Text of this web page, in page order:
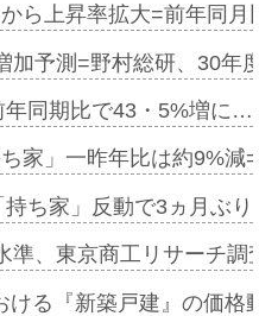
ら上昇率拡大=前年同
加予測=野村総研、30年
年同期比で43・5%増に…
家」一昨年比は約9%
持ち家」反動で3ヵ月ぶ
準、東京商工リサーチ
ける『新築戸建』の価